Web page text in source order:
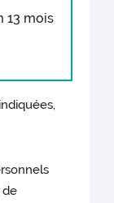
13 mois
de